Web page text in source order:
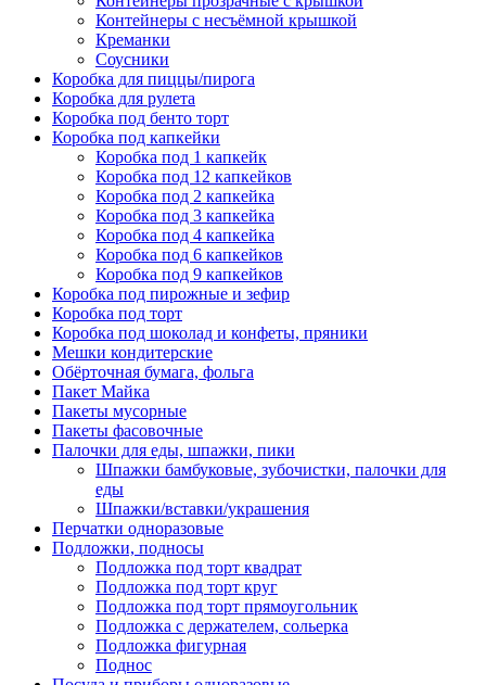
Контейнеры с несъёмной крышкой
Креманки
Соусники
Коробка для пиццы/пирога
Коробка для рулета
Коробка под бенто торт
Коробка под капкейки
Коробка под 1 капкейк
Коробка под 12 капкейков
Коробка под 2 капкейка
Коробка под 3 капкейка
Коробка под 4 капкейка
Коробка под 6 капкейков
Коробка под 9 капкейков
Коробка под пирожные и зефир
Коробка под торт
Коробка под шоколад и конфеты, пряники
Мешки кондитерские
Обёрточная бумага, фольга
Пакет Майка
Пакеты мусорные
Пакеты фасовочные
Палочки для еды, шпажки, пики
Шпажки бамбуковые, зубочистки, палочки для
еды
Шпажки/вставки/украшения
Перчатки одноразовые
Подложки, подносы
Подложка под торт квадрат
Подложка под торт круг
Подложка под торт прямоугольник
Подложка с держателем, сольерка
Подложка фигурная
Поднос